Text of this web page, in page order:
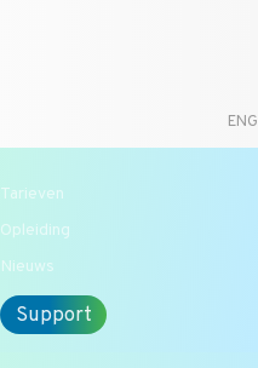
ENG
Tarieven
Opleiding
Nieuws
Support